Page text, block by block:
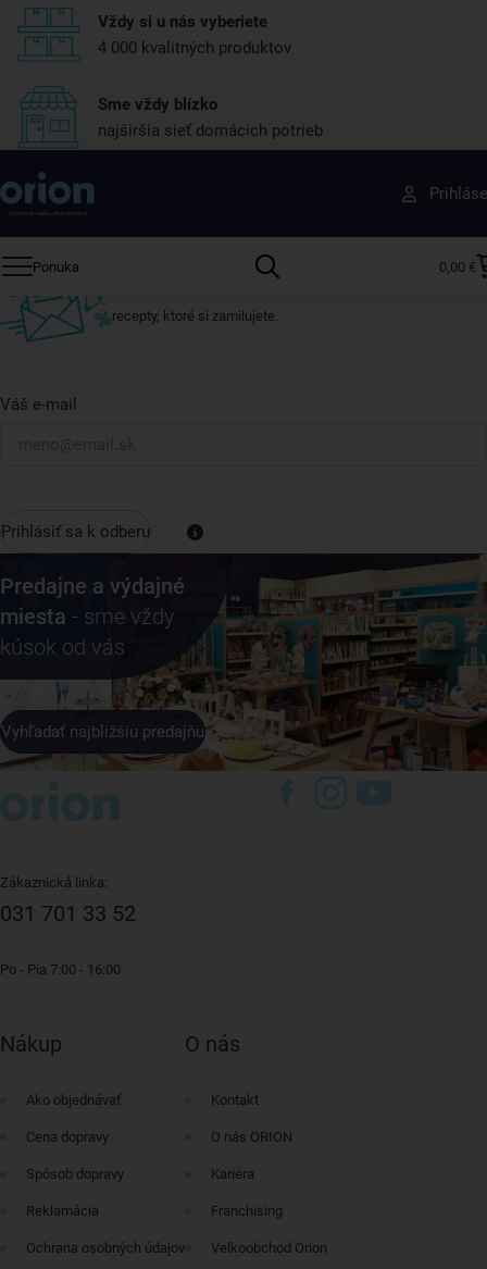
Vždy si u nás vyberiete
4 000 kvalitných produktov
Sme vždy blízko
najširšia sieť domácich potrieb
Ponuka 0,00 €
Získajte rady, recepty a tipy na zľavy skôr ako
ktokoľvek iný
Prihláste sa k odberu nášho newslettera.
recepty, ktoré si zamilujete.
Váš e-mail
Prihlásiť sa k odberu
Predajne a výdajné
miesta - sme vždy
kúsok od vás
Vyhľadať najbližšiu predajňu
Zákaznická linka:
031 701 33 52
Po - Pia 7:00 - 16:00
Nákup
Ako objednávať
Cena dopravy
Spôsob dopravy
Reklamácia
Ochrana osobných údajov
O nás
Kontakt
O nás ORION
Kariéra
Franchising
Velkoobchod Orion